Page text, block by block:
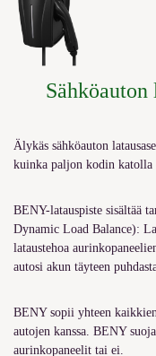
Älykäs sähköauton
kuinka paljon kodin katolla
BENY-latauspiste sisältää
Dynamic Load Balance):
lataustehoa
autosi akun täyteen
BENY sopii yhteen
autojen kanssa. BENY
aurinkopaneelit tai ei.